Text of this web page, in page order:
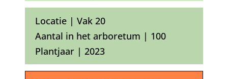
Locatie | Vak 20
Aantal in het arboretum | 100
Plantjaar | 2023